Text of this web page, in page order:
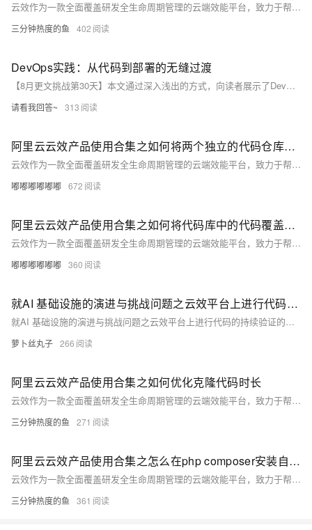
云效作为一款全面覆盖研发全生命周期管理的云端效能平台，致力于帮助企业实现高效协同、敏捷研发和持续交付。本合集收集整理了用户在使用云效过程中遇到的常见问题，问题涉及项目创建与管理、需求规划与迭代、代码托管与版本控制、自动化测试、持续集成与发布等方面。
三分钟热度的鱼 402
DevOps实践：从代码到部署的无缝过渡
【8月更文挑战第30天】本文通过深入浅出的方式，向读者展示了DevOps文化和实践如何帮助团队实现从代码编写到软件部署的高效、自动化流程。我们将探讨持续集成（CI）、持续交付（CD）以及监控和日志记录的最佳实践，旨在为希望优化软件开发周期的专业人士提供实用指南。文章不展示具体代码示例，而是聚焦于概念理解和实践应用，确保内容即便在没有代码的情况下也具有实质性价值。
请看我回答~ 313
阿里云云效产品使用合集之如何将两个独立的代码仓库构建并部署到同一个容器内
云效作为一款全面覆盖研发全生命周期管理的云端效能平台，致力于帮助企业实现高效协同、敏捷研发和持续交付。本合集收集整理了用户在使用云效过程中遇到的常见问题，问题涉及项目创建与管理、需求规划与迭代、代码托管与版本控制、自动化测试、持续集成与发布等方面。
嘟嘟嘟嘟嘟嘟 672
阿里云云效产品使用合集之如何将代码库中的代码覆盖目录
云效作为一款全面覆盖研发全生命周期管理的云端效能平台，致力于帮助企业实现高效协同、敏捷研发和持续交付。本合集收集整理了用户在使用云效过程中遇到的常见问题，问题涉及项目创建与管理、需求规划与迭代、代码托管与版本控制、自动化测试、持续集成与发布等方面。
嘟嘟嘟嘟嘟嘟 360
就AI 基础设施的演进与挑战问题之云效平台上进行代码的持续验证的问题如何解决
就AI 基础设施的演进与挑战问题之云效平台上进行代码的持续验证的问题如何解决
萝卜丝丸子 266
阿里云云效产品使用合集之如何优化克隆代码时长
云效作为一款全面覆盖研发全生命周期管理的云端效能平台，致力于帮助企业实现高效协同、敏捷研发和持续交付。本合集收集整理了用户在使用云效过程中遇到的常见问题，问题涉及项目创建与管理、需求规划与迭代、代码托管与版本控制、自动化测试、持续集成与发布等方面。
三分钟热度的鱼 271
阿里云云效产品使用合集之怎么在php composer安装自己服务器的代码
云效作为一款全面覆盖研发全生命周期管理的云端效能平台，致力于帮助企业实现高效协同、敏捷研发和持续交付。本合集收集整理了用户在使用云效过程中遇到的常见问题，问题涉及项目创建与管理、需求规划与迭代、代码托管与版本控制、自动化测试、持续集成与发布等方面。
三分钟热度的鱼 361